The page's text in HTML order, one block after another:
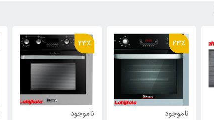
23٪
ناموجود
23٪
ناموجود